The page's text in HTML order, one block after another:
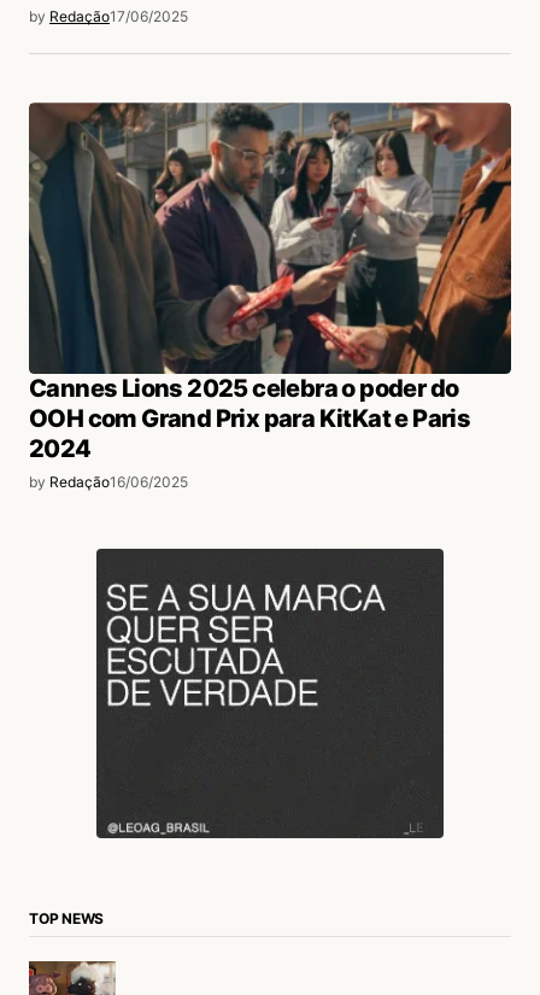
by Redação17/06/2025
Cannes Lions 2025 celebra o poder do
OOH com Grand Prix para KitKat e Paris
2024
by Redação16/06/2025
TOP NEWS